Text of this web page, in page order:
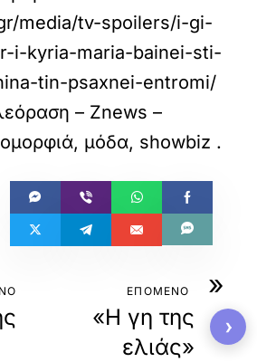
media/tv-spoilers/i-gi-
i-kyria-maria-bainei-sti-
tin-psaxnei-entromi/
– Znews –
ομορφιά, μόδα, showbiz .
»
ΕΠΟΜΕΝΟ
«Η γη της
ελιάς»
›